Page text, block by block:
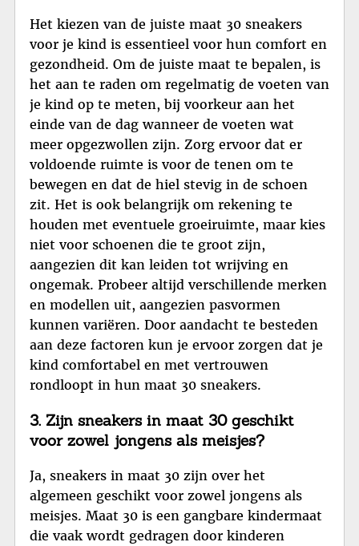
Het kiezen van de juiste maat 30 sneakers
voor je kind is essentieel voor hun comfort en
gezondheid. Om de juiste maat te bepalen, is
het aan te raden om regelmatig de voeten van
je kind op te meten, bij voorkeur aan het
einde van de dag wanneer de voeten wat
meer opgezwollen zijn. Zorg ervoor dat er
voldoende ruimte is voor de tenen om te
bewegen en dat de hiel stevig in de schoen
zit. Het is ook belangrijk om rekening te
houden met eventuele groeiruimte, maar kies
niet voor schoenen die te groot zijn,
aangezien dit kan leiden tot wrijving en
ongemak. Probeer altijd verschillende merken
en modellen uit, aangezien pasvormen
kunnen variëren. Door aandacht te besteden
aan deze factoren kun je ervoor zorgen dat je
kind comfortabel en met vertrouwen
rondloopt in hun maat 30 sneakers.
3. Zijn sneakers in maat 30 geschikt
voor zowel jongens als meisjes?
Ja, sneakers in maat 30 zijn over het
algemeen geschikt voor zowel jongens als
meisjes. Maat 30 is een gangbare kindermaat
die vaak wordt gedragen door kinderen